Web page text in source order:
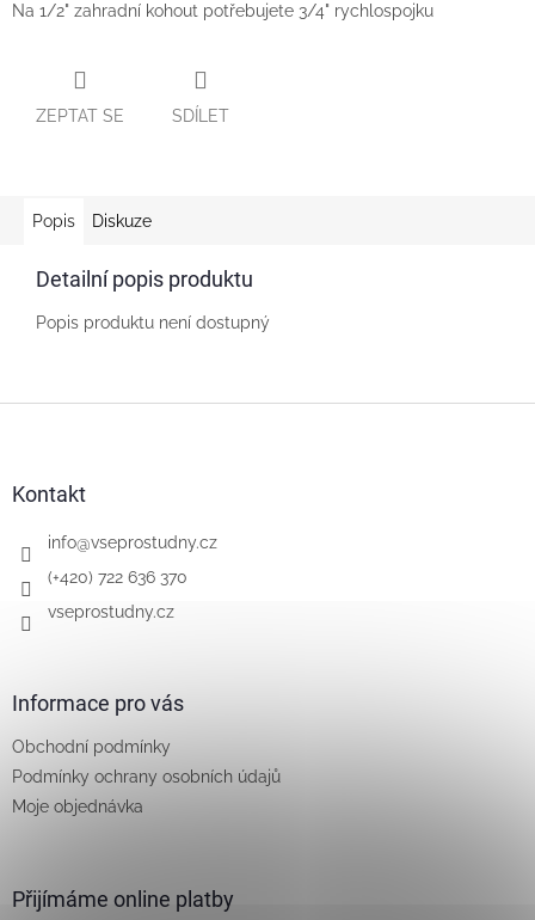
Na 1/2" zahradní kohout potřebujete 3/4" rychlospojku
ZEPTAT SE SDÍLET
Popis Diskuze
Detailní popis produktu
Popis produktu není dostupný
Kontakt
info@vseprostudny.cz
(+420) 722 636 370
vseprostudny.cz
Informace pro vás
Obchodní podmínky
Podmínky ochrany osobních údajů
Moje objednávka
Přijímáme online platby